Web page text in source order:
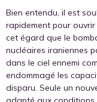
Bien entendu, il est
rapidement pour
cet égard que le
nucléaires iraniennes
dans le ciel ennemi
endommagé les
disparu. Seule un